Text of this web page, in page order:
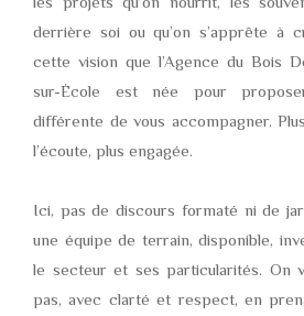
derrière soi ou qu’on s’apprête à
cette vision que l’Agence du Bois
sur-École est née pour
différente de vous accompagner.
l’écoute, plus engagée.
Ici, pas de discours formaté ni de
une équipe de terrain, disponible,
le secteur et ses particularités. On
pas, avec clarté et respect, en
pièces
1 2 3
Surface